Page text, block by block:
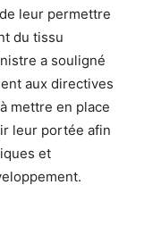
leur permettre
du tissu
a souligné
aux directives
mettre en place
leur portée afin
et